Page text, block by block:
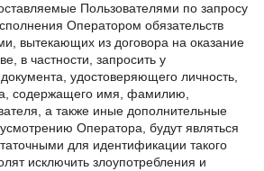
Пользователями по запросу
Оператором обязательств
вытекающих из договора на оказание
в частности, запросить у
удостоверяющего личность,
содержащего имя, фамилию,
а также иные дополнительные
Оператора, будут являться
для идентификации такого
исключить злоупотребления и